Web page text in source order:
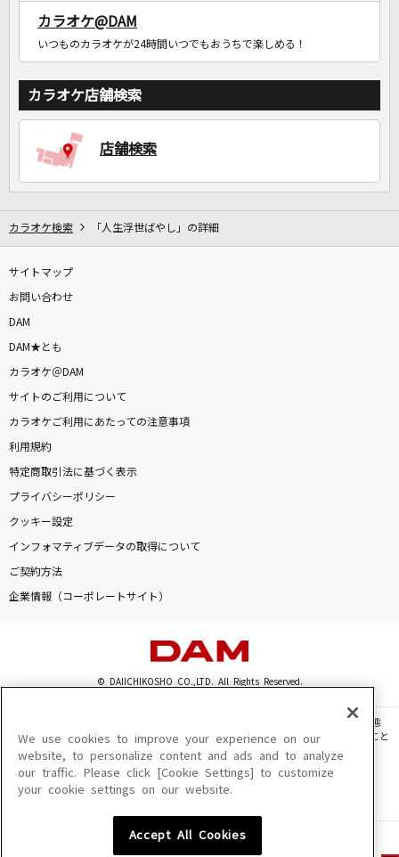
カラオケ@DAM
いつものカラオケが24時間いつでもおうちで楽しめる！
カラオケ店舗検索
店舗検索
カラオケ検索 「人生浮世ばやし」の詳細
サイトマップ
お問い合わせ
DAM
DAM★とも
カラオケ＠DAM
サイトのご利用について
カラオケご利用にあたっての注意事項
利用規約
特定商取引法に基づく表示
プライバシーポリシー
クッキー設定
インフォマティブデータの取得について
ご契約方法
企業情報（コーポレートサイト）
© DAIICHIKOSHO CO.,LTD. All Rights Reserved.
このサイトに掲載されている一切の文章・画像・写真・動画・音声等を、手段や形態
を問わず、著作権法の定める範囲を超えて無断で複製、転載、ファイル化などすること
を禁じます。
楽曲及びコンテンツは、機種によりご利用いただけない場合があります。
楽曲及びコンテンツの配信日、配信内容が変更になる場合があります。
We use cookies to improve your experience on our
website, to personalize content and ads and to analyze
our traffic. Please click [Cookie Settings] to customize
your cookie settings on our website.
Accept All Cookies